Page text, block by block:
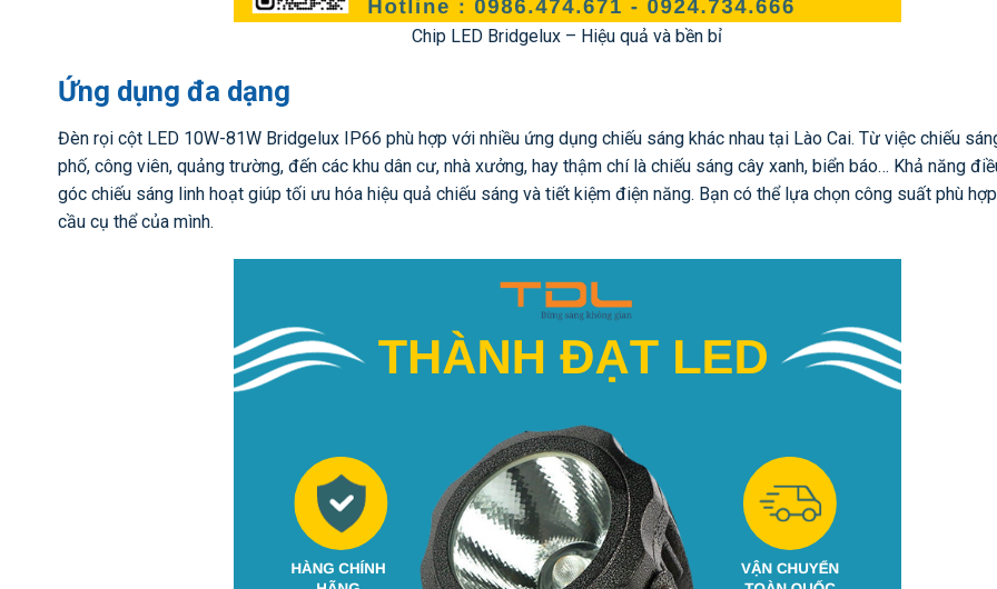
Chip LED Bridgelux – Hiệu quả và bền bỉ
Ứng dụng đa dạng
Đèn rọi cột LED 10W-81W Bridgelux IP66 phù hợp với nhiều ứng dụng chiếu sáng khác nhau tại Lào Cai. Từ việc chiếu
phố, công viên, quảng trường, đến các khu dân cư, nhà xưởng, hay thậm chí là chiếu sáng cây xanh, biển báo… Khả năng
góc chiếu sáng linh hoạt giúp tối ưu hóa hiệu quả chiếu sáng và tiết kiệm điện năng. Bạn có thể lựa chọn công suất phù
cầu cụ thể của mình.